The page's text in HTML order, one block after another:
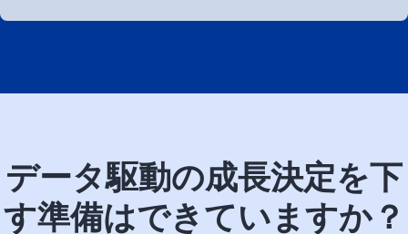
データ駆動の成長決定を下
す準備はできていますか？